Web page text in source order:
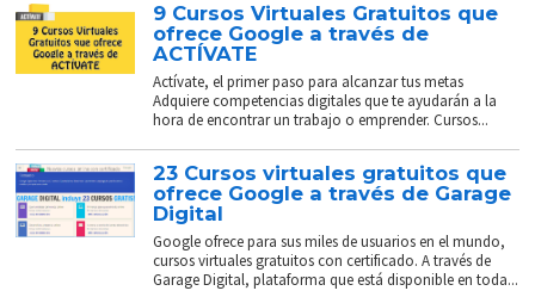
9 Cursos Virtuales Gratuitos que
ofrece Google a través de
ACTÍVATE
Actívate, el primer paso para alcanzar tus metas
Adquiere competencias digitales que te ayudarán a la
hora de encontrar un trabajo o emprender. Cursos...
23 Cursos virtuales gratuitos que
ofrece Google a través de Garage
Digital
Google ofrece para sus miles de usuarios en el mundo,
cursos virtuales gratuitos con certificado. A través de
Garage Digital, plataforma que está disponible en toda...